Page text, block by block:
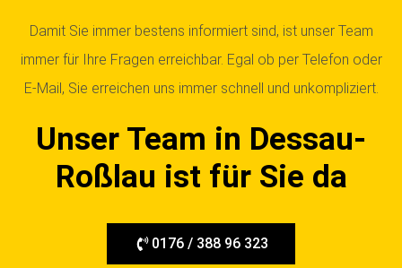
Damit Sie immer bestens informiert sind, ist unser Team
immer für Ihre Fragen erreichbar. Egal ob per Telefon oder
E-Mail, Sie erreichen uns immer schnell und unkompliziert.
Unser Team in Dessau-
Roßlau ist für Sie da
0176 / 388 96 323